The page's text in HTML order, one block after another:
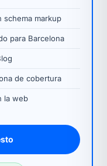
schema markup
para Barcelona
de cobertura
la web